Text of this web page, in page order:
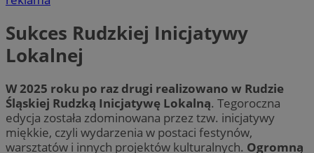
Sukces Rudzkiej Inicjatywy
Lokalnej
W 2025 roku po raz drugi realizowano w Rudzie
Śląskiej Rudzką Inicjatywę Lokalną. Tegoroczna
edycja została zdominowana przez tzw. inicjatywy
miękkie, czyli wydarzenia w postaci festynów,
warsztatów i innych projektów kulturalnych. Ogromną